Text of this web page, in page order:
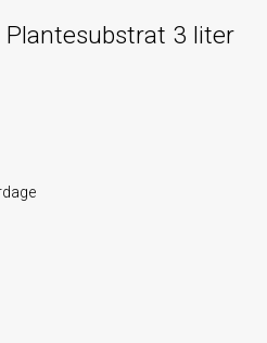
Plantesubstrat 3 liter